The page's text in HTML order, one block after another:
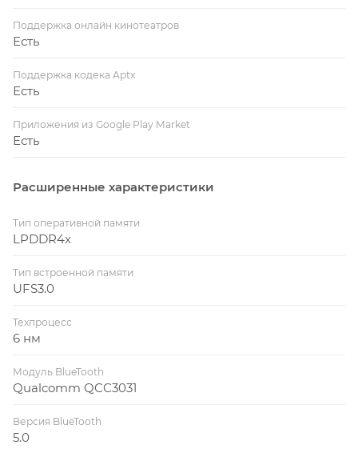
Поддержка онлайн кинотеатров
Есть
Поддержка кодека Aptx
Есть
Приложения из Google Play Market
Есть
Расширенные характеристики
Тип оперативной памяти
LPDDR4x
Тип встроенной памяти
UFS3.0
Техпроцесс
6 нм
Модуль BlueTooth
Qualcomm QCC3031
Версия BlueTooth
5.0